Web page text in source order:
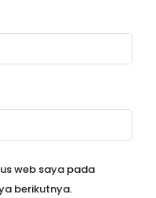
web saya pada
berikutnya.